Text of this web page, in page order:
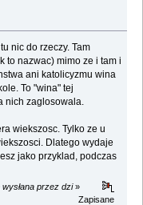
nic do rzeczy. Tam
to nazwac) mimo ze i tam i
ani katolicyzmu wina
To "wina" tej
nich zaglosowala.
wiekszosc. Tylko ze u
Dlatego wydaje
jako przyklad, podczas
przez dzi»
Zapisane